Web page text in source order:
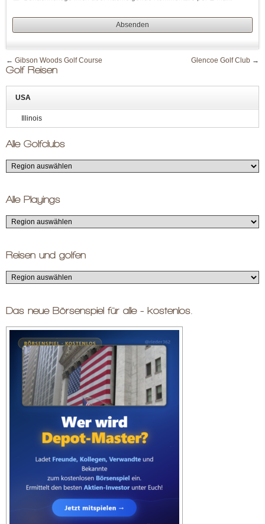
← Gibson Woods Golf Course Glencoe Golf Club →
Golf Reisen
USA
Illinois
Alle Golfclubs
Alle Playings
Reisen und golfen
Das neue Börsenspiel für alle - kostenlos.